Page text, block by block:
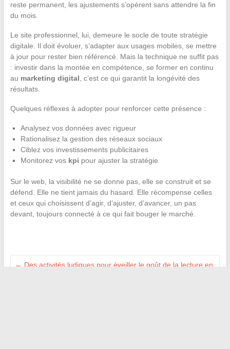
reste permanent, les ajustements s’opèrent sans attendre la fin
du mois.
Le site professionnel, lui, demeure le socle de toute stratégie
digitale. Il doit évoluer, s’adapter aux usages mobiles, se mettre
à jour pour rester bien référencé. Mais la technique ne suffit pas
: investir dans la montée en compétence, se former en continu
au marketing digital , c’est ce qui garantit la longévité des
résultats.
Quelques réflexes à adopter pour renforcer cette présence :
Analysez vos données avec rigueur
Rationalisez la gestion des réseaux sociaux
Ciblez vos investissements publicitaires
Monitorez vos kpi pour ajuster la stratégie
Sur le web, la visibilité ne se donne pas, elle se construit et se
défend. Elle ne tient jamais du hasard. Elle récompense celles
et ceux qui choisissent d’agir, d’ajuster, d’avancer, un pas
devant, toujours connecté à ce qui fait bouger le marché.
← Des activités ludiques pour éveiller le goût de la lecture en